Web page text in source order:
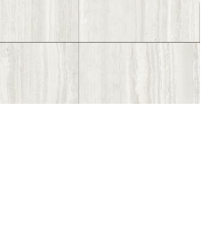
All Rights Reserved.